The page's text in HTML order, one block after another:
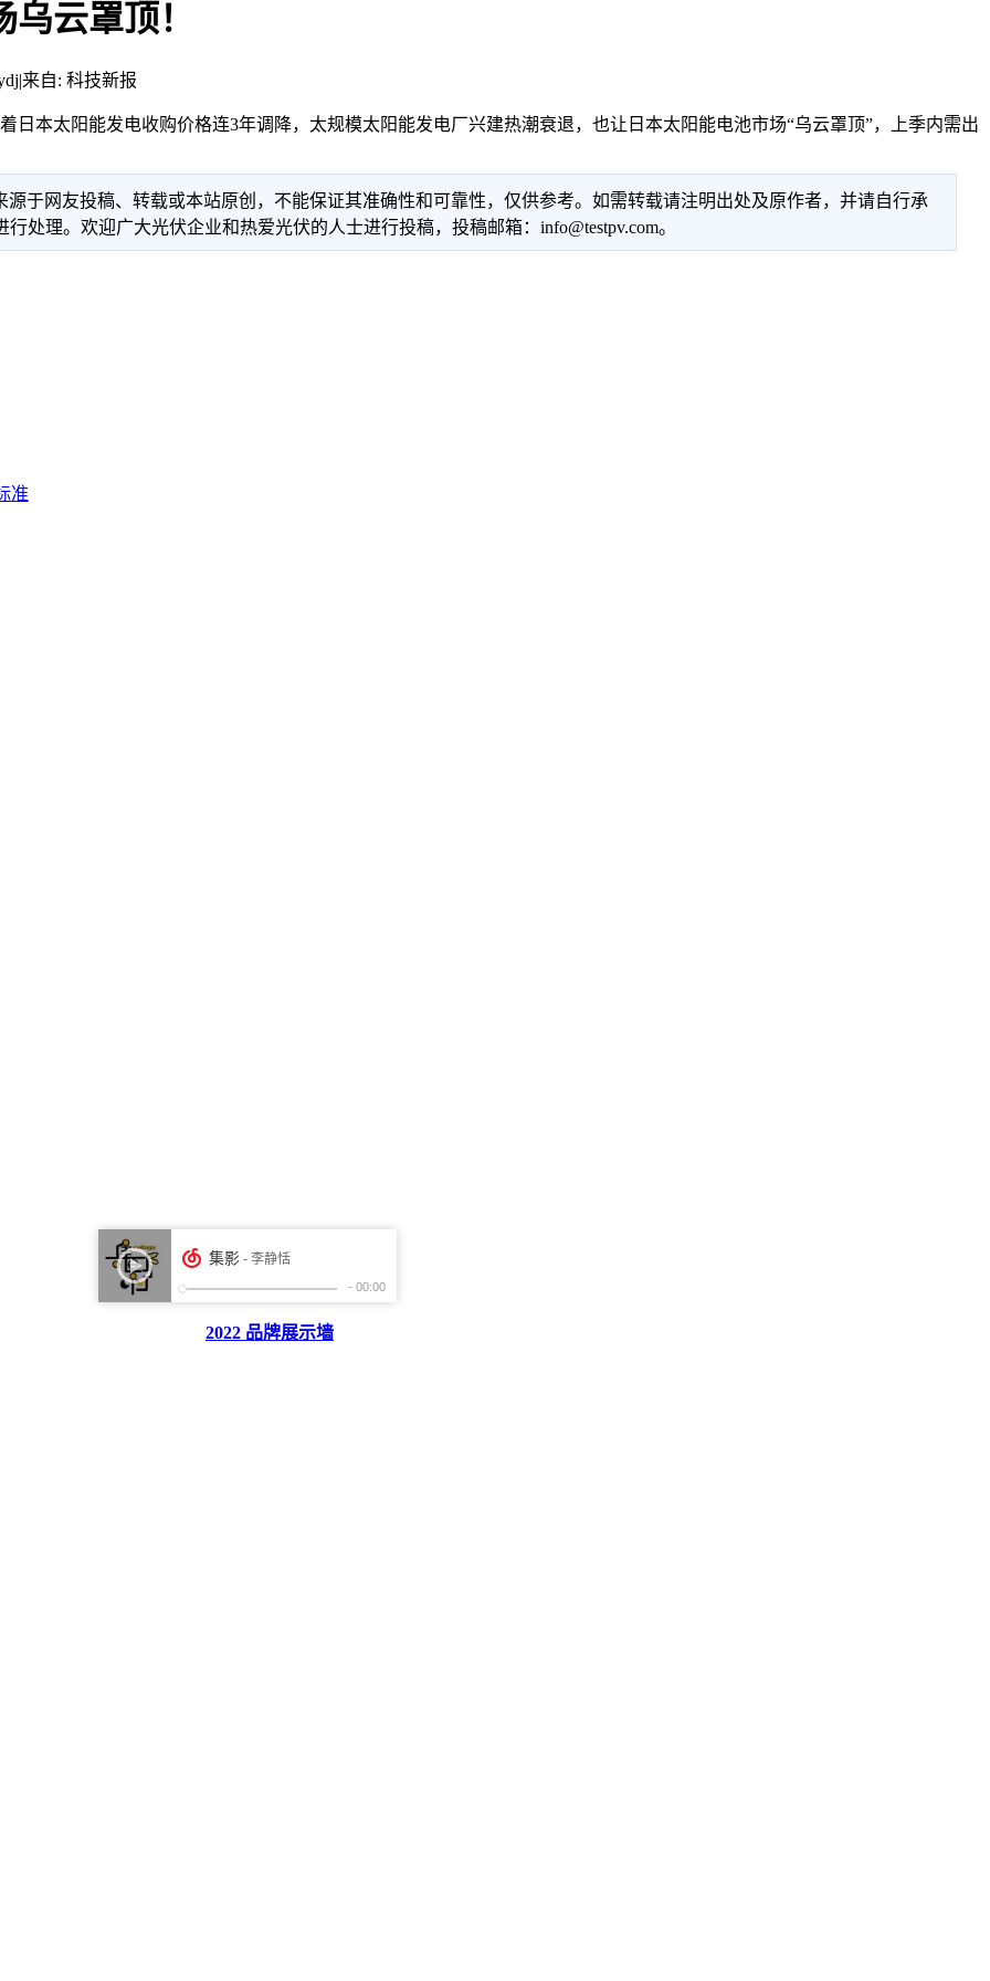
云罩顶！
|来自: 科技新报
日本太阳能发电收购价格连3年调降，太规模太阳能发电厂兴建热潮衰退，也让日本太阳能电池市场“乌云罩顶”，上季内需出
于网友投稿、转载或本站原创，不能保证其准确性和可靠性，仅供参考。如需转载请注明出处及原作者，并请自行承
处理。欢迎广大光伏企业和热爱光伏的人士进行投稿，投稿邮箱：info@testpv.com。
准
2022 品牌展示墙